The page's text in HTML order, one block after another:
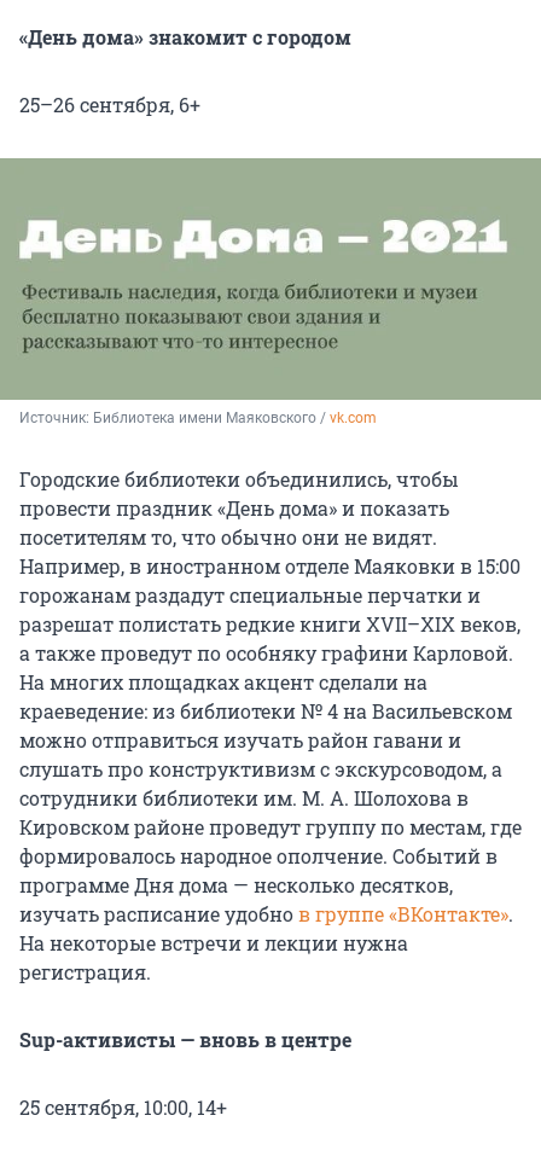
«День дома» знакомит с городом
25–26 сентября, 6+
Источник: Библиотека имени Маяковского / vk.com
Городские библиотеки объединились, чтобы
провести праздник «День дома» и показать
посетителям то, что обычно они не видят.
Например, в иностранном отделе Маяковки в 15:00
горожанам раздадут специальные перчатки и
разрешат полистать редкие книги XVII–XIX веков,
а также проведут по особняку графини Карловой.
На многих площадках акцент сделали на
краеведение: из библиотеки № 4 на Васильевском
можно отправиться изучать район гавани и
слушать про конструктивизм с экскурсоводом, а
сотрудники библиотеки им. М. А. Шолохова в
Кировском районе проведут группу по местам, где
формировалось народное ополчение. Событий в
программе Дня дома — несколько десятков,
изучать расписание удобнов группе «ВКонтакте».
На некоторые встречи и лекции нужна
регистрация.
Sup-активисты — вновь в центре
25 сентября, 10:00, 14+